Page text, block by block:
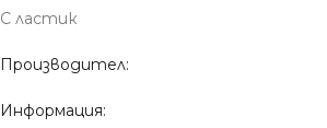
С ластик
Производител:
Информация: